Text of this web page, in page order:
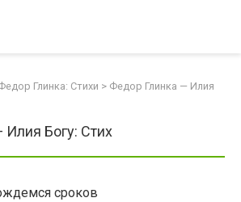
Глинка: Стихи > Федор Глинка — Илия
Богу: Стих
сроков